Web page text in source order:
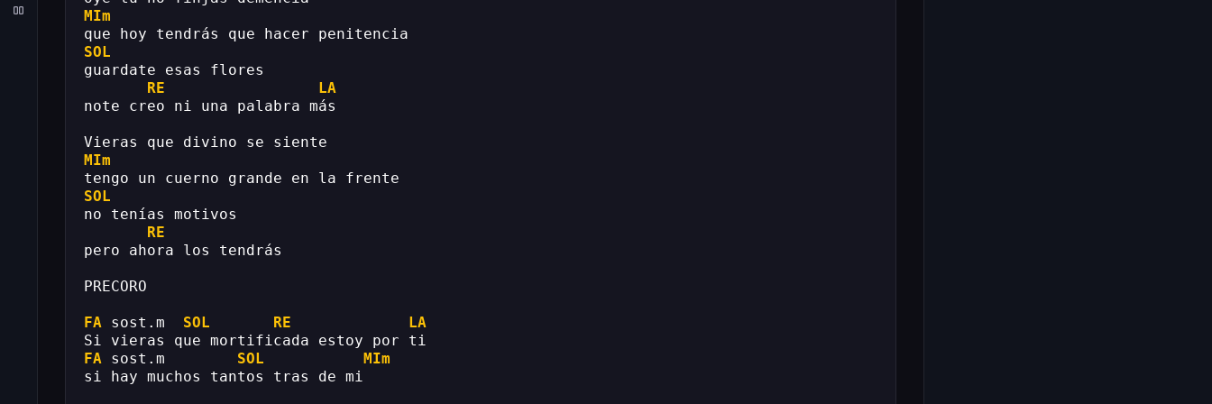
MIm
que hoy tendrás que hacer penitencia
SOL
guardate esas flores
RE
LA
note creo ni una palabra más
Vieras que divino se siente
MIm
tengo un cuerno grande en la frente
SOL
no tenías motivos
RE
pero ahora los tendrás
PRECORO
FA sost.m SOL RE
LA
Si vieras que mortificada estoy por ti
FA sost.m SOL
MIm
si hay muchos tantos tras de mi